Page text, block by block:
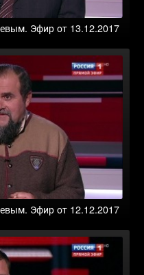
Эфир от 13.12.2017
Эфир от 12.12.2017